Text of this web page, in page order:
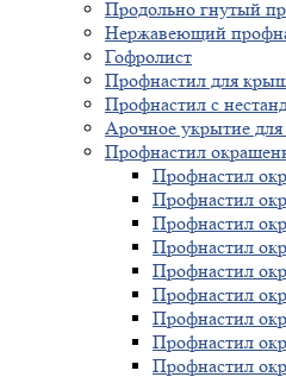
Продольно гнутый
Нержавеющий
Гофролист
Профнастил для
Профнастил с
Арочное укрытие
Профнастил
Профнастил
Профнастил
Профнастил
Профнастил
Профнастил
Профнастил
Профнастил
Профнастил
Профнастил